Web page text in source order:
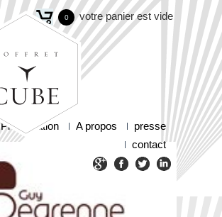
0 votre panier est vide
Présentation A propos
presse
contact